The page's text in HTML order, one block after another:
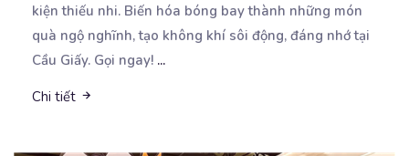
kiện thiếu nhi. Biến hóa bóng bay thành những món
quà ngộ nghĩnh, tạo không khí sôi động, đáng nhớ tại
Cầu Giấy. Gọi ngay! ...
Chi tiết